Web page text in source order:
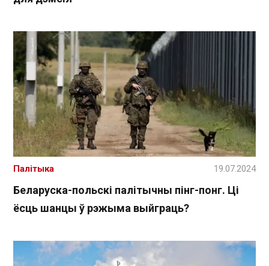
Беларуска-польскі палітычны пінг-понг. Ці
ёсць шанцы ў рэжыма выйграць?
Палітыка 19.07.2024